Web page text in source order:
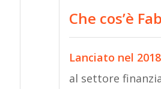
Che cos’è
Lanciato nel
al settore